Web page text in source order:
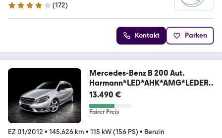
4 Sterne
(172)
Kontakt Parken
Mercedes-Benz B 200 Aut.
Harmann*LED*AHK*AMG*LEDER*
ACC*PANO
13.490 €
Fairer Preis
EZ 01/2012 • 145.626 km • 115 kW (156 PS) • Benzin